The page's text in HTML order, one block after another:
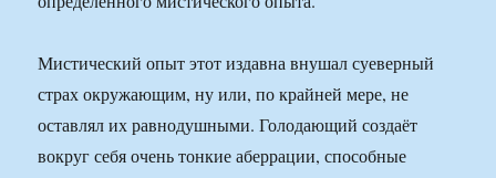
Мистический опыт этот издавна внушал суеверный
страх окружающим, ну или, по крайней мере, не
оставлял их равнодушными. Голодающий создаёт
вокруг себя очень тонкие аберрации, способные